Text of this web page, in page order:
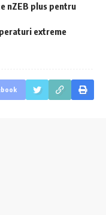
nZEB plus pentru
extreme